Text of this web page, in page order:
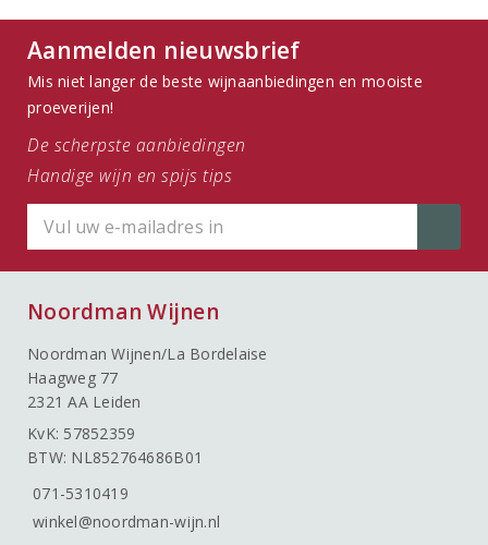
Aanmelden nieuwsbrief
Mis niet langer de beste wijnaanbiedingen en mooiste
proeverijen!
De scherpste aanbiedingen
Handige wijn en spijs tips
Noordman Wijnen
Noordman Wijnen/La Bordelaise
Haagweg 77
2321 AA Leiden
KvK: 57852359
BTW: NL852764686B01
071-5310419
winkel@noordman-wijn.nl